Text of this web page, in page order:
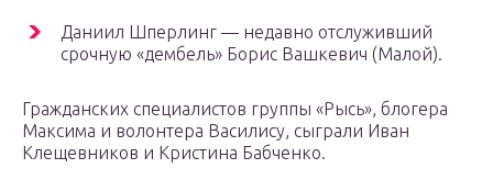
Даниил Шперлинг — недавно отслуживший
срочную «дембель» Борис Вашкевич (Малой).
Гражданских специалистов группы «Рысь», блогера
Максима и волонтера Василису, сыграли Иван
Клещевников и Кристина Бабченко.